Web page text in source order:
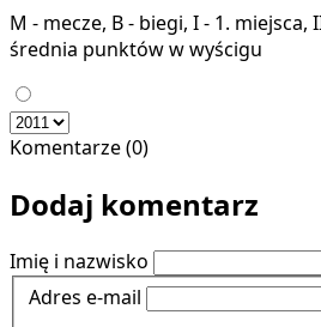
M - mecze, B - biegi, I - 1.
średnia punktów w wyścigu
Komentarze (0)
Dodaj komentarz
Imię i nazwisko
Adres e-mail